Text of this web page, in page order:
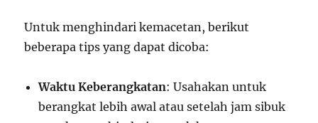
Untuk menghindari kemacetan, berikut
beberapa tips yang dapat dicoba:
Waktu Keberangkatan: Usahakan untuk
berangkat lebih awal atau setelah jam sibuk